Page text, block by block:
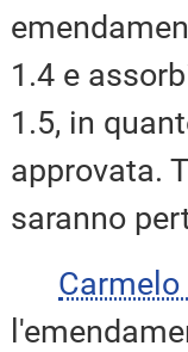
1.4 e
1.5, in
approvata.
saranno